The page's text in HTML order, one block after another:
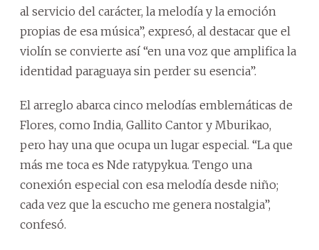
al servicio del carácter, la melodía y la emoción
propias de esa música”, expresó, al destacar que el
violín se convierte así “en una voz que amplifica la
identidad paraguaya sin perder su esencia”.
El arreglo abarca cinco melodías emblemáticas de
Flores, como India, Gallito Cantor y Mburikao,
pero hay una que ocupa un lugar especial. “La que
más me toca es Nde ratypykua. Tengo una
conexión especial con esa melodía desde niño;
cada vez que la escucho me genera nostalgia”,
confesó.